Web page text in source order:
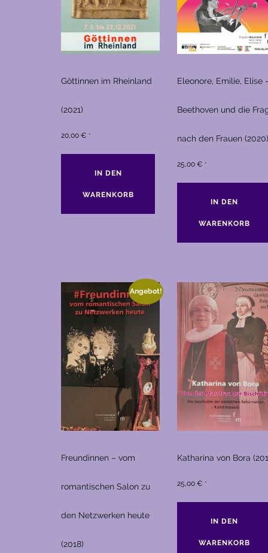
Göttinnen im Rheinland
(2021)
20,00 € *
IN DEN
WARENKORB
Eleonore, Emilie, Elise
Beethoven und die
nach den Frauen (2020)
25,00 € *
IN DEN
WARENKORB
Angebot!
Freundinnen – vom
romantischen Salon zu
den Netzwerken heute
(2018)
Katharina von Bora
25,00 € *
IN DEN
WARENKORB